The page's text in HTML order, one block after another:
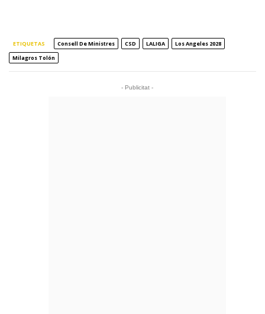
ETIQUETAS Consell De Ministres CSD LALIGA
Los Angeles 2028
Milagros Tolón
- Publicitat -